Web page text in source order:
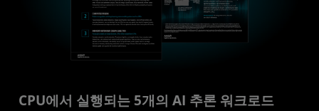
CPU에서 실행되는 5개의 AI 추론 워크로드